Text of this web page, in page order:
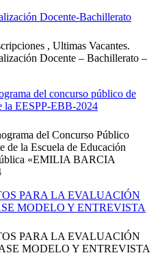
Docente-Bachillerato
, Ultimas Vacantes.
Docente – Bachillerato –
del concurso público de
la EESPP-EBB-2024
del Concurso Público
de la Escuela de Educación
«EMILIA BARCIA
PARA LA EVALUACIÓN
MODELO Y ENTREVISTA
PARA LA EVALUACIÓN
MODELO Y ENTREVISTA